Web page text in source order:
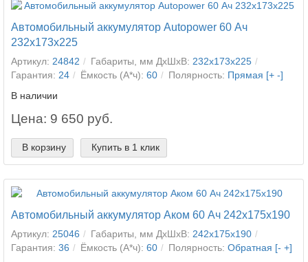
Автомобильный аккумулятор Autopower 60 Ач
232x173x225
Артикул: 24842 Габариты, мм ДхШхВ: 232x173x225
Гарантия: 24 Ёмкость (А*ч): 60 Полярность: Прямая [+ -]
В наличии
Цена: 9 650 руб.
В корзину Купить в 1 клик
Автомобильный аккумулятор Аком 60 Ач 242x175x190
Артикул: 25046 Габариты, мм ДхШхВ: 242x175x190
Гарантия: 36 Ёмкость (А*ч): 60 Полярность: Обратная [- +]